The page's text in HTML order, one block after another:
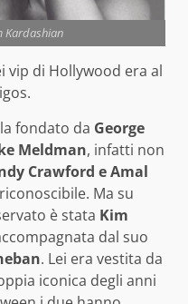
vip di Hollywood era al
fondato da George
Meldman, infatti non
Crawford e Amal
Ma su
è stata Kim
dal suo
. Lei era vestita da
iconica degli anni